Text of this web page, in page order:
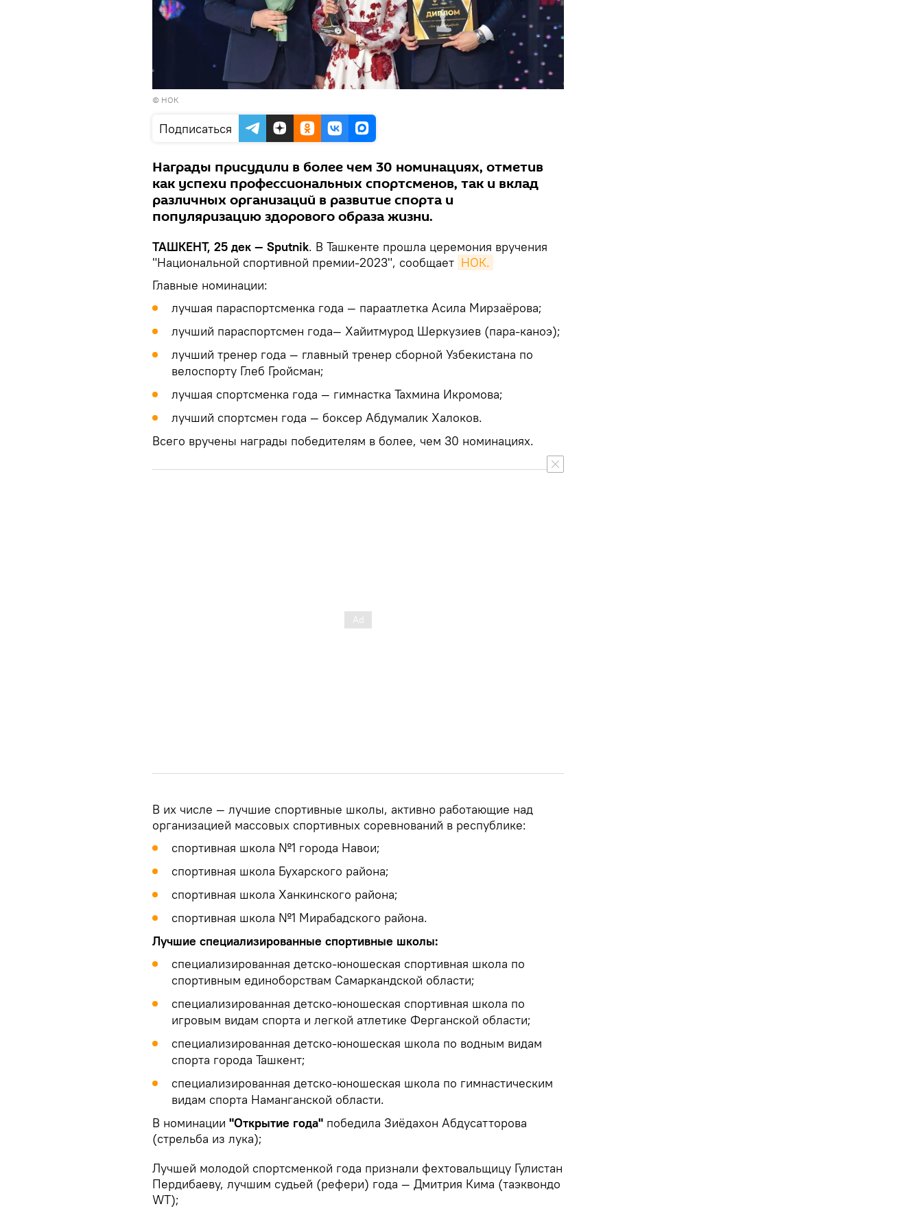
© НОК
Подписаться
Награды присудили в более чем 30 номинациях, отметив
как успехи профессиональных спортсменов, так и вклад
различных организаций в развитие спорта и
популяризацию здорового образа жизни.
ТАШКЕНТ, 25 дек — Sputnik. В Ташкенте прошла церемония вручения
"Национальной спортивной премии-2023", сообщает НОК.
Главные номинации:
лучшая параспортсменка года — параатлетка Асила Мирзаёрова;
лучший параспортсмен года— Хайитмурод Шеркузиев (пара-каноэ);
лучший тренер года — главный тренер сборной Узбекистана по
велоспорту Глеб Гройсман;
лучшая спортсменка года — гимнастка Тахмина Икромова;
лучший спортсмен года — боксер Абдумалик Халоков.
Всего вручены награды победителям в более, чем 30 номинациях.
В их числе — лучшие спортивные школы, активно работающие над
организацией массовых спортивных соревнований в республике:
спортивная школа №1 города Навои;
спортивная школа Бухарского района;
спортивная школа Ханкинского района;
спортивная школа №1 Мирабадского района.
Лучшие специализированные спортивные школы:
специализированная детско-юношеская спортивная школа по
спортивным единоборствам Самаркандской области;
специализированная детско-юношеская спортивная школа по
игровым видам спорта и легкой атлетике Ферганской области;
специализированная детско-юношеская школа по водным видам
спорта города Ташкент;
специализированная детско-юношеская школа по гимнастическим
видам спорта Наманганской области.
В номинации "Открытие года" победила Зиёдахон Абдусатторова
(стрельба из лука);
Лучшей молодой спортсменкой года признали фехтовальщицу Гулистан
Пердибаеву, лучшим судьей (рефери) года — Дмитрия Кима (таэквондо
WT);